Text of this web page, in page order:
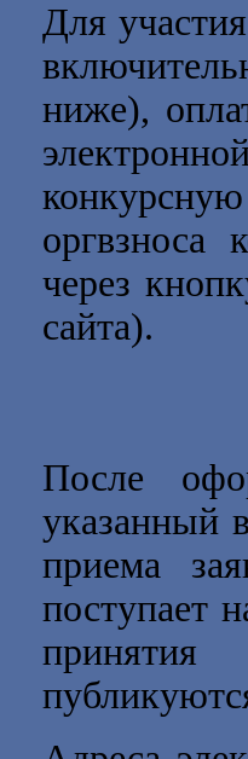
Для
ниже),
оргвзноса
через
сайта).
После
указанный
приема
поступает
принятия